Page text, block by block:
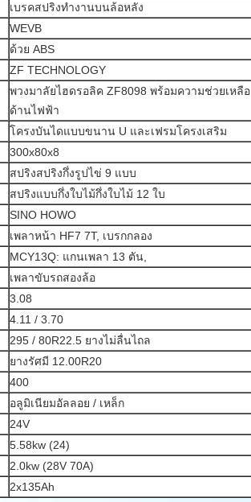
เบรคสปริงทำงานบนล้อหลัง
WEVB
ด้วย ABS
ZF TECHNOLOGY
พวงมาลัยไฮดรอลิค ZF8098 พร้อมความช่วยเหลือ
ด้านไฟฟ้า
โครงบันไดแบบขนาน U และเฟรมโครงเสริม
300x80x8
สปริงสปริงกึ่งรูปไข่ 9 แบบ
สปริงแบบกึ่งใบไม้กึ่งใบไม้ 12 ใบ
SINO HOWO
เพลาหน้า HF7 7T, เบรกกลอง
MCY13Q: แกนเพลา 13 ตัน,
เพลาขับรถสองล้อ
3.08
4.11 / 3.70
295 / 80R22.5 ยางไม่ลื่นไถล
ยางรัศมี 12.00R20
400
อลูมิเนียมอัลลอย / เหล็ก
24V
5.58kw (24)
2.0kw (28V 70A)
2x135Ah